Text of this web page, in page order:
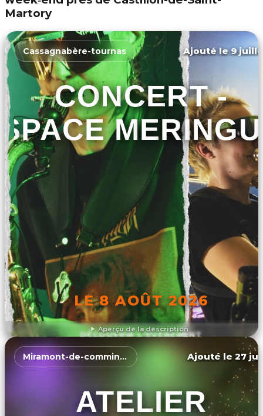
Martory
Aperçu de la description
Cassagnabère-tournas Ajouté le 9
CONCERT -
SPACE
LE 8 AOÛT 2026
DÉCOUVRIR L'ÉVÉNEMENT
Miramont-de-comminges Ajouté le 27
ATELIER